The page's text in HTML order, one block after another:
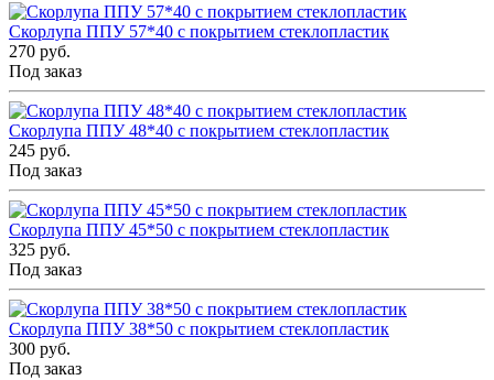
Скорлупа ППУ 57*40 с покрытием стеклопластик
270 руб.
Под заказ
Скорлупа ППУ 48*40 с покрытием стеклопластик
245 руб.
Под заказ
Скорлупа ППУ 45*50 с покрытием стеклопластик
325 руб.
Под заказ
Скорлупа ППУ 38*50 с покрытием стеклопластик
300 руб.
Под заказ